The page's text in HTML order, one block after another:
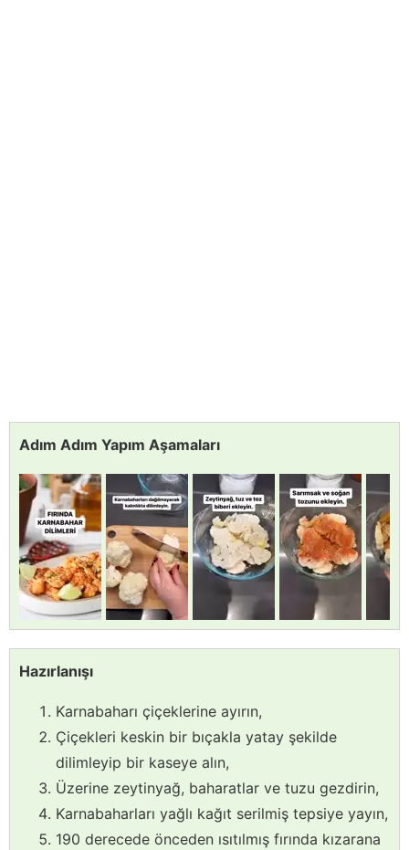
Adım Adım Yapım Aşamaları
Hazırlanışı
Karnabaharı çiçeklerine ayırın,
Çiçekleri keskin bir bıçakla yatay şekilde
dilimleyip bir kaseye alın,
Üzerine zeytinyağ, baharatlar ve tuzu gezdirin,
Karnabaharları yağlı kağıt serilmiş tepsiye yayın,
190 derecede önceden ısıtılmış fırında kızarana